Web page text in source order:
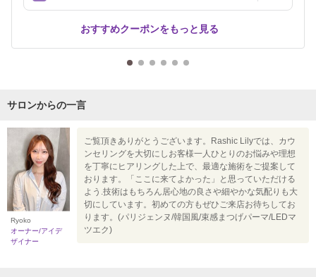
おすすめクーポンをもっと見る
サロンからの一言
Ryoko
オーナー/アイデ
ザイナー
ご覧頂きありがとうございます。Rashic Lilyでは、カウ
ンセリングを大切にしお客様一人ひとりのお悩みや理想
を丁寧にヒアリングした上で、最適な施術をご提案して
おります。「ここに来てよかった」と思っていただける
よう.技術はもちろん居心地の良さや細やかな気配りも大
切にしています。初めての方もぜひご来店お待ちしてお
ります。(パリジェンヌ/韓国風/束感まつげパーマ/LEDマ
ツエク)